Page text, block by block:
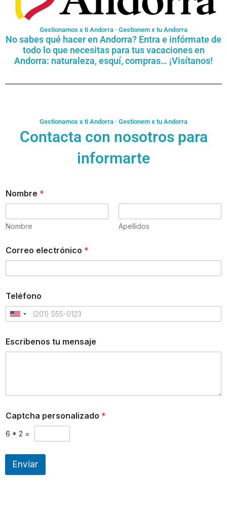
Gestionamos x ti Andorra · Gestionem x tu Andorra
No sabes qué hacer en Andorra? Entra e infórmate de
todo lo que necesitas para tus vacaciones en
Andorra: naturaleza, esquí, compras… ¡Visítanos!
Gestionamos x ti Andorra · Gestionem x tu Andorra
Contacta con nosotros para
informarte
Nombre *
Nombre Apellidos
Correo electrónico *
Teléfono
U
i
d
t
Escribenos tu mensaje
Captcha personalizado *
6 * 2 =
Enviar